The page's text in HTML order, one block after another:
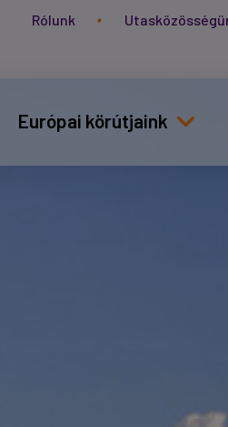
Rólunk
Európai körútjaink